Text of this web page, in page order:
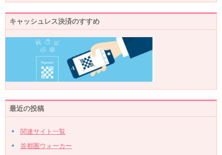
キャッシュレス決済のすすめ
最近の投稿
関連サイト一覧
首都圏ウォーカー